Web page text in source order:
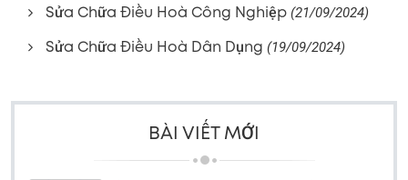
Sửa Chữa Điều Hoà Công Nghiệp (21/09/2024)
Sửa Chữa Điều Hoà Dân Dụng (19/09/2024)
BÀI VIẾT MỚI